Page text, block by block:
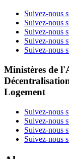
Suivez-nous
Suivez-nous
Suivez-nous
Suivez-nous
Suivez-nous
Ministères de
Logement
Suivez-nous
Suivez-nous
Suivez-nous
Suivez-nous